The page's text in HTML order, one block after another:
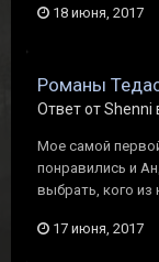
18 июня, 2017
Романы
Ответ от Shenni
Мое самой
понравились и
выбрать, кого из
17 июня, 2017